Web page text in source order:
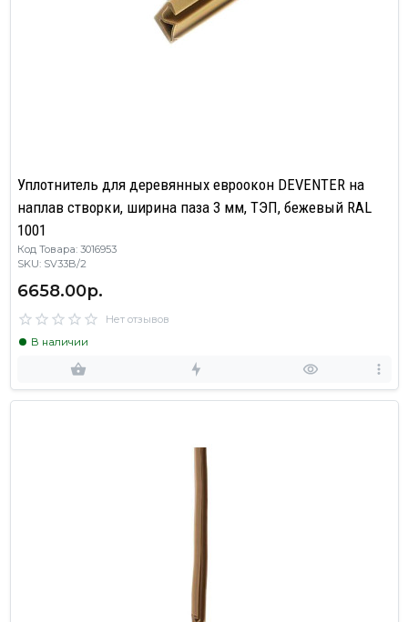
Уплотнитель для деревянных евроокон DEVENTER на
наплав створки, ширина паза 3 мм, ТЭП, бежевый RAL
1001
Код Товара: 3016953
SKU: SV33B/2
6658.00р.
Нет отзывов
В наличии